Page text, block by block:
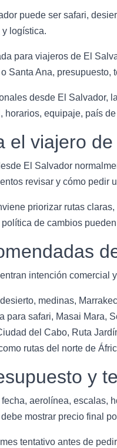
puede ser safari,
logística.
para viajeros de El
Santa Ana,
desde El Salvador,
horarios, equipaje, país
el viajero
El Salvador
revisar y cómo pedir
priorizar rutas
de cambios
intención comercial
medinas,
para safari, Masai Mara,
del Cabo, Ruta
rutas del norte de
y
aerolínea, escalas,
mostrar precio final
tentativo antes de